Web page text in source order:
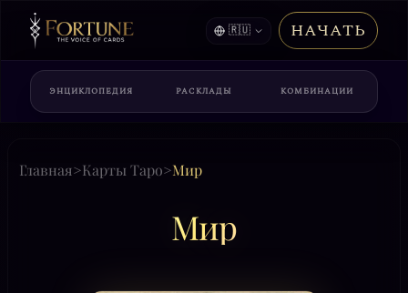
🇷🇺 НАЧАТЬ
ЭНЦИКЛОПЕДИЯ РАСКЛАДЫ КОМБИНАЦИИ
Главная>Карты Таро>Мир
Мир